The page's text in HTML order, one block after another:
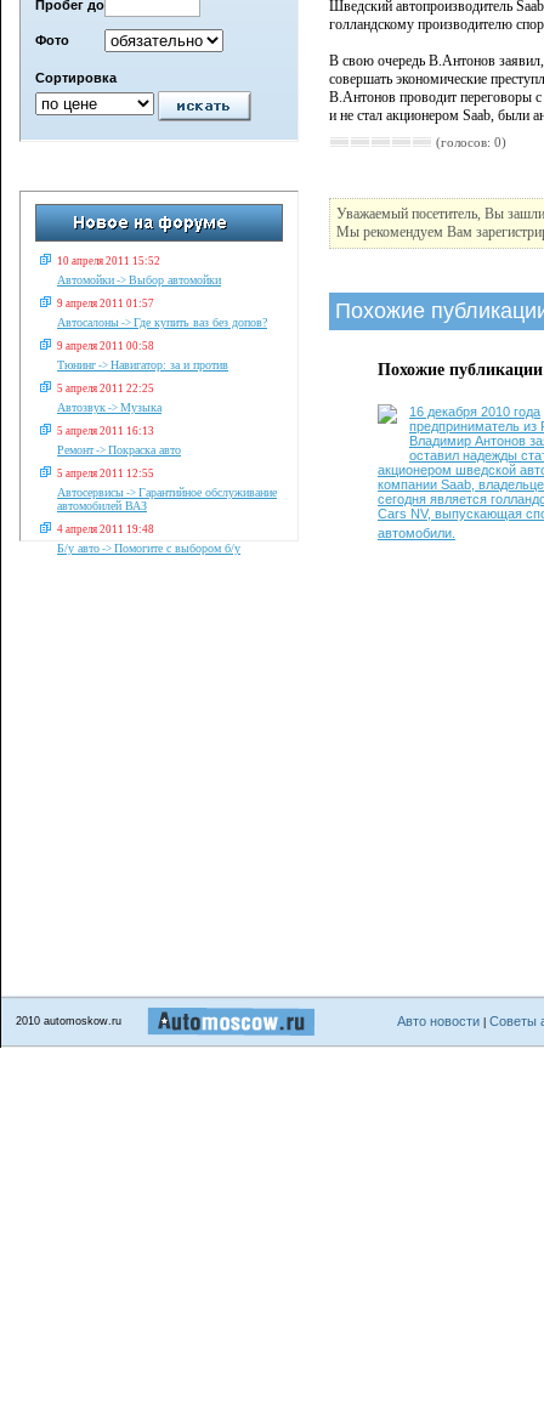
Пробег до
Фото
Сортировка
10 апреля 2011 15:52
Автомойки -> Выбор автомойки
9 апреля 2011 01:57
Автосалоны -> Где купить ваз без допов?
9 апреля 2011 00:58
Тюнинг -> Навигатор: за и против
5 апреля 2011 22:25
Автозвук -> Музыка
5 апреля 2011 16:13
Ремонт-> Покраска авто
5 апреля 2011 12:55
Автосервисы -> Гарантийное обслуживание
автомобилей ВАЗ
4 апреля 2011 19:48
Б/у авто -> Помогите с выбором б/у
Шведский автопроизводитель
голландскому производителю
В свою очередь В.Антонов заявил,
совершать экономические
В.Антонов проводит переговоры
и не стал акционером Saab, были
(голосов: 0)
Уважаемый посетитель, Вы зашли
Мы рекомендуем Вам
Похожие
Похожие публикации
16 декабря 2010 года
предприниматель из
Владимир Антонов
оставил надежды
акционером шведской
компании Saab,
сегодня является
Cars NV, выпускающая
автомобили.
2010 automoskow.ru Авто новости| Советы